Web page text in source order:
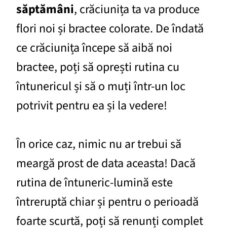
săptămâni, crăciunița ta va produce
flori noi și bractee colorate. De îndată
ce crăciunița începe să aibă noi
bractee, poți să oprești rutina cu
întunericul și să o muți într-un loc
potrivit pentru ea și la vedere!
În orice caz, nimic nu ar trebui să
meargă prost de data aceasta! Dacă
rutina de întuneric-lumină este
întreruptă chiar și pentru o perioadă
foarte scurtă, poți să renunți complet